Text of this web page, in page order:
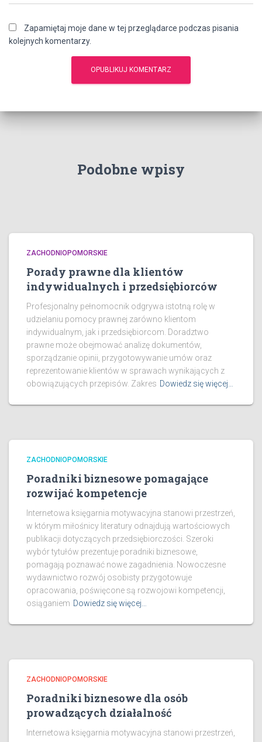
Zapamiętaj moje dane w tej przeglądarce podczas pisania
kolejnych komentarzy.
Podobne wpisy
ZACHODNIOPOMORSKIE
Porady prawne dla klientów
indywidualnych i przedsiębiorców
Profesjonalny pełnomocnik odgrywa istotną rolę w
udzielaniu pomocy prawnej zarówno klientom
indywidualnym, jak i przedsiębiorcom. Doradztwo
prawne może obejmować analizę dokumentów,
sporządzanie opinii, przygotowywanie umów oraz
reprezentowanie klientów w sprawach wynikających z
obowiązujących przepisów. Zakres Dowiedz się więcej…
ZACHODNIOPOMORSKIE
Poradniki biznesowe pomagające
rozwijać kompetencje
Internetowa księgarnia motywacyjna stanowi przestrzeń,
w którym miłośnicy literatury odnajdują wartościowych
publikacji dotyczących przedsiębiorczości. Szeroki
wybór tytułów prezentuje poradniki biznesowe,
pomagają poznawać nowe zagadnienia. Nowoczesne
wydawnictwo rozwój osobisty przygotowuje
opracowania, poświęcone są rozwojowi kompetencji,
osiąganiem Dowiedz się więcej…
ZACHODNIOPOMORSKIE
Poradniki biznesowe dla osób
prowadzących działalność
Internetowa księgarnia motywacyjna stanowi przestrzeń,